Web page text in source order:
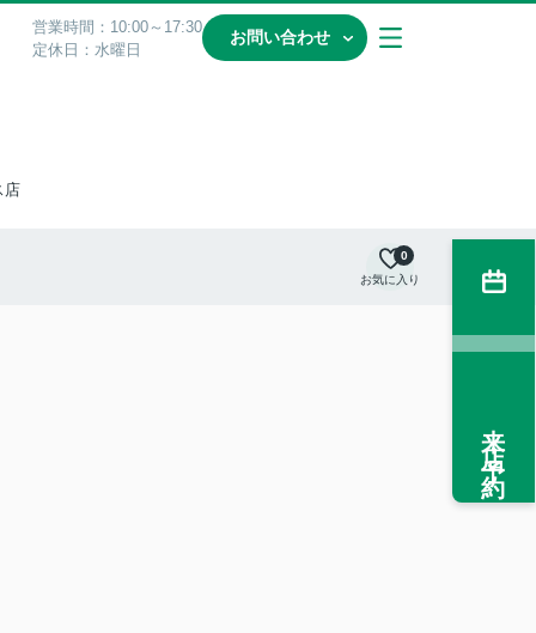
営業時間：10:00～17:30
定休日：水曜日
お問い合わせ
店
お気に入り
0
来店予約